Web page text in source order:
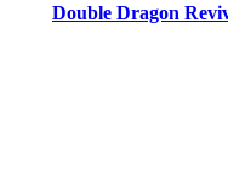
Double Dragon